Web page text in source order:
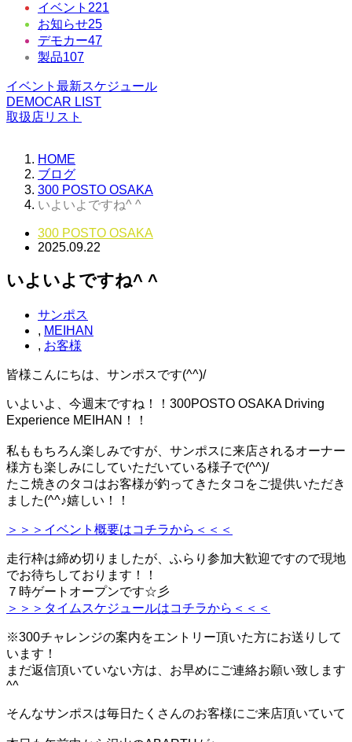
イベント 221
お知らせ25
デモカー47
製品107
イベント最新スケジュール
DEMOCAR LIST
取扱店リスト
HOME
ブログ
300 POSTO OSAKA
いよいよですね^ ^
300 POSTO OSAKA
2025.09.22
いよいよですね^ ^
サンポス
, MEIHAN
, お客様
皆様こんにちは、サンポスです(^^)/
いよいよ、今週末ですね！！300POSTO OSAKA Driving
Experience MEIHAN！！
私ももちろん楽しみですが、サンポスに来店されるオーナー
様方も楽しみにしていただいている様子で(^^)/
たこ焼きのタコはお客様が釣ってきたタコをご提供いただき
ました(^^♪嬉しい！！
＞＞＞イベント概要はコチラから＜＜＜
走行枠は締め切りましたが、ふらり参加大歓迎ですので現地
でお待ちしております！！
７時ゲートオープンです☆彡
＞＞＞タイムスケジュールはコチラから＜＜＜
※300チャレンジの案内をエントリー頂いた方にお送りして
います！
まだ返信頂いていない方は、お早めにご連絡お願い致します
^^
そんなサンポスは毎日たくさんのお客様にご来店頂いていて